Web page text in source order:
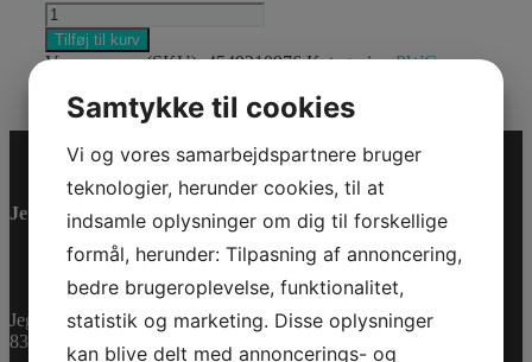
"M
COREBEACHSHORT16""
TS
antal
Tilføj til kurv
Varenummer (SKU):4549210976 Kategorier:PWC,
Jet-Trade Powersport
Jegstrupvej 280
8361 Hasselager
Samtykke til cookies
Vi og vores samarbejdspartnere bruger
teknologier, herunder cookies, til at
indsamle oplysninger om dig til forskellige
formål, herunder: Tilpasning af annoncering,
bedre brugeroplevelse, funktionalitet,
statistik og marketing. Disse oplysninger
kan blive delt med annoncerings- og